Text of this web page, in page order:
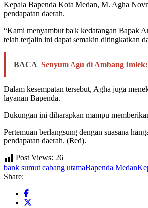
Kepala Bapenda Kota Medan, M. Agha
pendapatan daerah.
“Kami menyambut baik kedatangan Bapak
telah terjalin ini dapat semakin ditingkatkan
BACA Senyum Agu di Ambang
Dalam kesempatan tersebut, Agha juga
layanan Bapenda.
Dukungan ini diharapkan mampu
Pertemuan berlangsung dengan suasana
pendapatan daerah. (Red).
Post Views: 26
bank sumut cabang utamaBapenda Medan
Share: